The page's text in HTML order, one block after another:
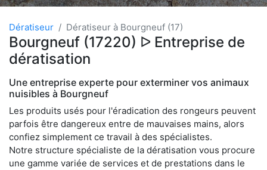
Dératiseur Dératiseur à Bourgneuf (17)
Bourgneuf (17220) ᐅ Entreprise de
dératisation
Une entreprise experte pour exterminer vos animaux
nuisibles à Bourgneuf
Les produits usés pour l'éradication des rongeurs peuvent
parfois être dangereux entre de mauvaises mains, alors
confiez simplement ce travail à des spécialistes.
Notre structure spécialiste de la dératisation vous procure
une gamme variée de services et de prestations dans le